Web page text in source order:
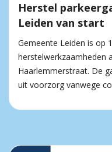
Herstel
Leiden van start
Gemeente Leiden is op
herstelwerkzaamheden
Haarlemmerstraat. De
uit voorzorg vanwege